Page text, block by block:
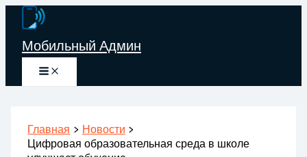
Перейти
содержимому
Мобильный Админ
Главная
Новости
Цифровая образовательная среда в школе